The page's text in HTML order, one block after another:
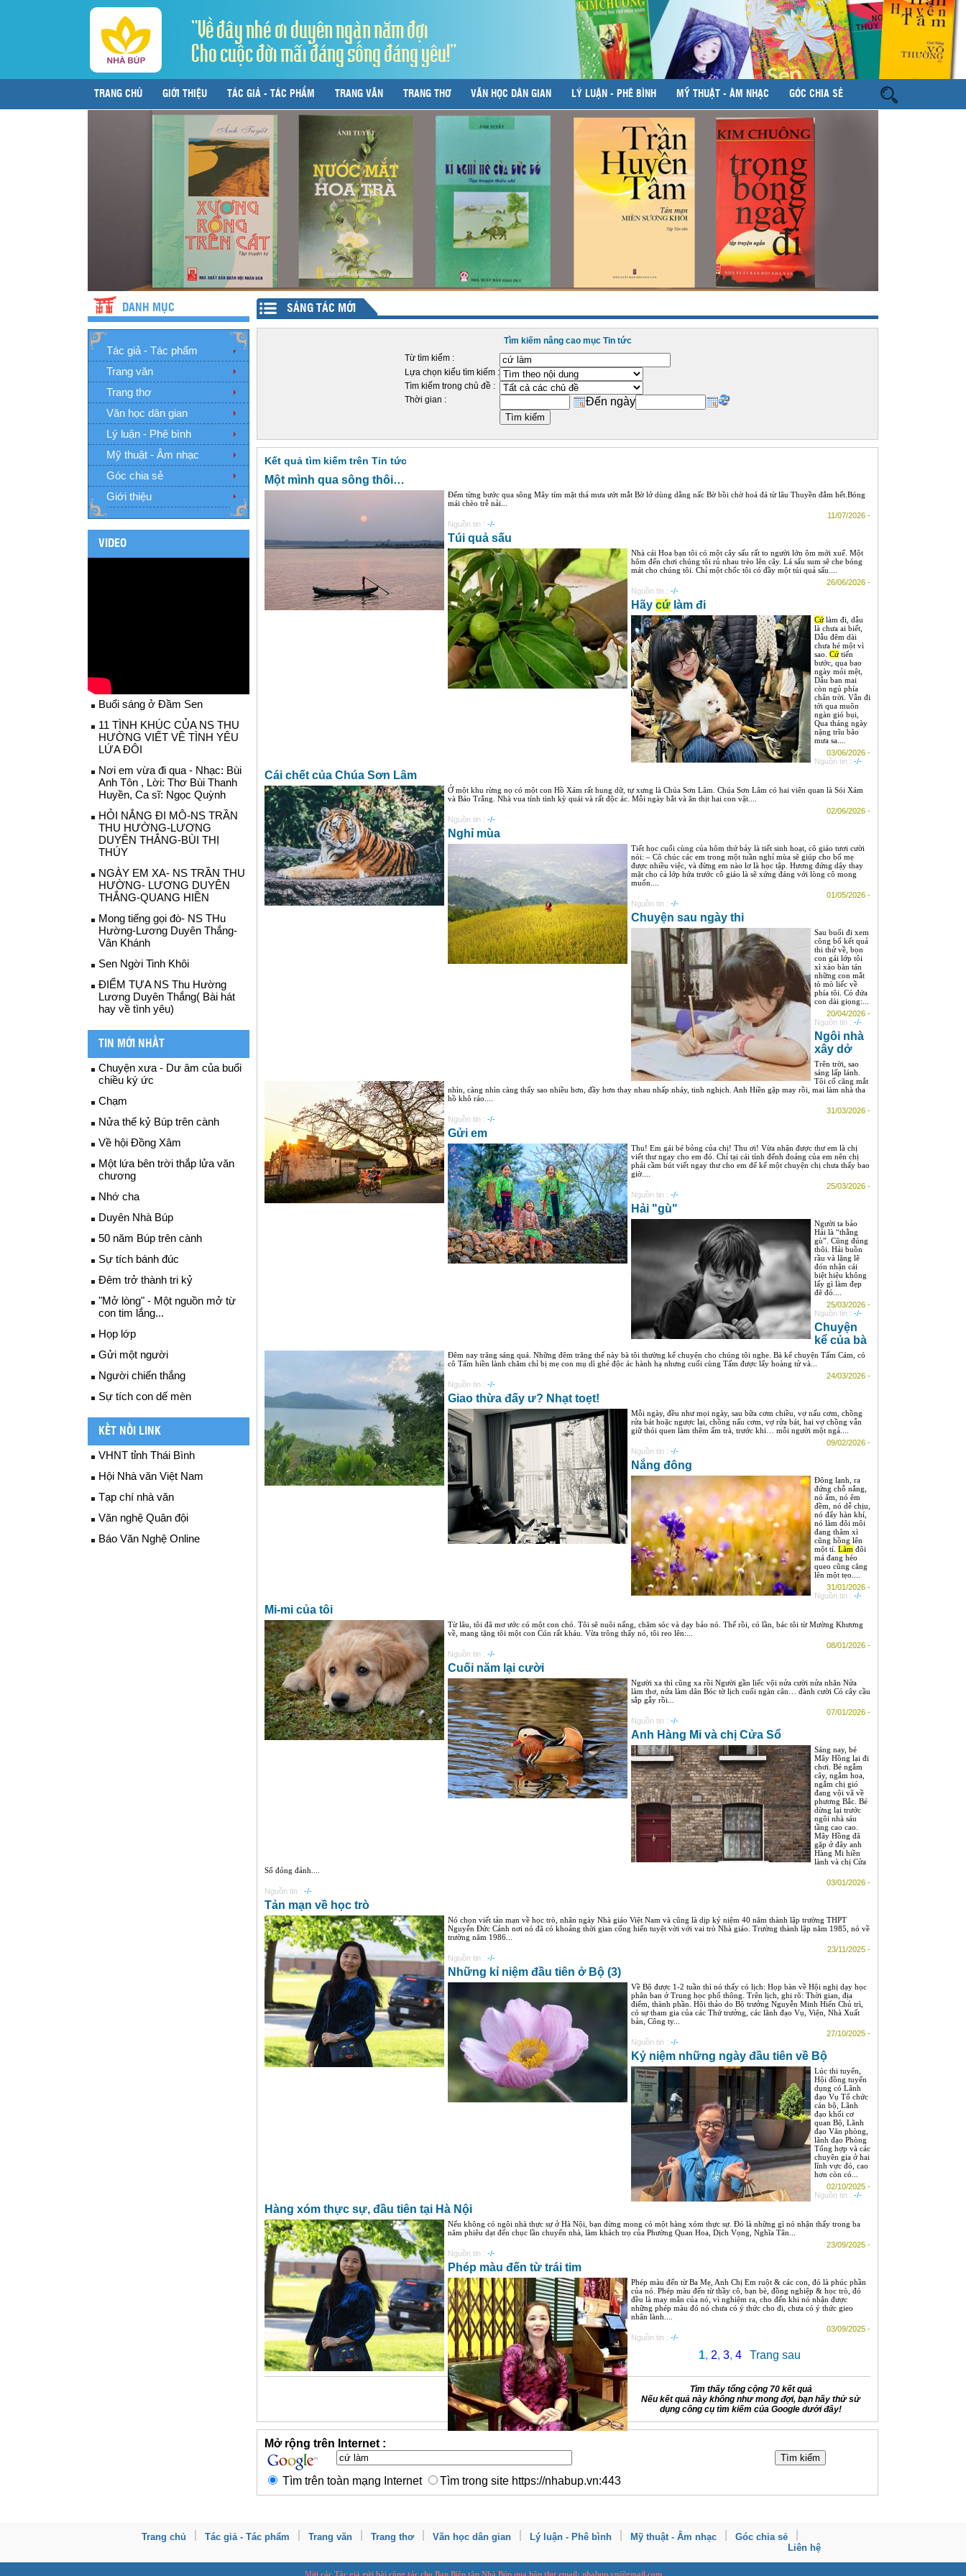
"Về đây nhé ơi duyên ngàn năm đợi
Cho cuộc đời mãi đáng sống đáng yêu!"
TRANG CHỦ GIỚI THIỆU TÁC GIẢ - TÁC PHẨM TRANG VĂN TRANG THƠ VĂN HỌC DÂN GIAN LÝ LUẬN - PHÊ BÌNH MỸ THUẬT - ÂM NHẠC GÓC CHIA SẺ
DANH MỤC
Tác giả - Tác phẩm
Trang văn
Trang thơ
Văn học dân gian
Lý luận - Phê bình
Mỹ thuật - Âm nhạc
Góc chia sẻ
Giới thiệu
VIDEO
Buổi sáng ở Đầm Sen
11 TÌNH KHÚC CỦA NS THU
HƯỜNG VIẾT VỀ TÌNH YÊU
LỨA ĐÔI
Nơi em vừa đi qua - Nhạc: Bùi
Anh Tôn , Lời: Thơ Bùi Thanh
Huyền, Ca sĩ: Ngọc Quỳnh
HỎI NẮNG ĐI MÔ-NS TRẦN
THU HƯỜNG-LƯƠNG
DUYÊN THẮNG-BÙI THỊ
THÚY
NGÀY EM XA- NS TRẦN THU
HƯỜNG- LƯƠNG DUYÊN
THẮNG-QUANG HIỀN
Mong tiếng gọi đò- NS THu
Hường-Lương Duyên Thắng-
Vân Khánh
Sen Ngời Tinh Khôi
ĐIỂM TỰA NS Thu Hường
Lương Duyên Thắng( Bài hát
hay về tình yêu)
TIN MỚI NHẤT
Chuyện xưa - Dư âm của buổi
chiều ký ức
Chạm
Nửa thế kỷ Búp trên cành
Về hội Đồng Xâm
Một lứa bên trời thắp lửa văn
chương
Nhớ cha
Duyên Nhà Búp
50 năm Búp trên cành
Sự tích bánh đúc
Đêm trở thành tri kỷ
"Mở lòng" - Một nguồn mở từ
con tim lắng...
Họp lớp
Gửi một người
Người chiến thắng
Sự tích con dế mèn
KẾT NỐI LINK
VHNT tỉnh Thái Bình
Hội Nhà văn Việt Nam
Tạp chí nhà văn
Văn nghệ Quân đội
Báo Văn Nghệ Online
SÁNG TÁC MỚI
Tìm kiếm nâng cao mục Tin tức
Từ tìm kiếm :
Lựa chọn kiểu tìm kiếm :
Tìm kiếm trong chủ đề :
Thời gian :
Đến ngày
Kết quả tìm kiếm trên Tin tức
Một mình qua sông thôi…
Đếm từng bước qua sông Mây tím mặt thả mưa ướt mắt Bờ lở dùng dằng nấc Bờ bồi chờ hoá đá từ lâu Thuyền đắm hết.Bóng
mái chèo trễ nải...
11/07/2026 -
Nguồn tin : -/-
Túi quả sấu
Nhà cái Hoa bạn tôi có một cây sấu rất to người lớn ôm mới xuể. Một
hôm đến chơi chúng tôi rủ nhau trèo lên cây. Lá sấu sum sê che bóng
mát cho chúng tôi. Chỉ một chốc tôi có đầy một túi quả sấu....
26/06/2026 -
Nguồn tin : -/-
Hãy cứ làm đi
Cứlàm đi, dẫu
là chưa ai biết,
Dẫu đêm dài
chưa hé một vì
sao. Cứtiến
bước, qua bao
ngày mỏi mệt,
Dẫu ban mai
còn ngủ phía
chân trời. Vẫn đi
tới qua muôn
ngàn gió bụi,
Qua tháng ngày
nặng trĩu bão
mưa sa....
03/06/2026 -
Nguồn tin : -/-
Cái chết của Chúa Sơn Lâm
Ở một khu rừng nọ có một con Hồ Xám rất hung dữ, tự xưng là Chúa Sơn Lâm. Chúa Sơn Lâm có hai viên quan là Sói Xám
và Báo Trắng. Nhà vua tính tình kỳ quái và rất độc ác. Mỗi ngày bắt và ăn thịt hai con vật....
02/06/2026 -
Nguồn tin : -/-
Nghỉ mùa
Tiết học cuối cùng của hôm thứ bảy là tiết sinh hoạt, cô giáo tươi cười
nói: – Cô chúc các em trong một tuần nghỉ mùa sẽ giúp cho bố mẹ
được nhiều việc, và đừng em nào lơ là học tập. Hương đứng dậy thay
mặt cho cả lớp hứa trước cô giáo là sẽ xứng đáng với lòng cô mong
muốn....
01/05/2026 -
Nguồn tin : -/-
Chuyện sau ngày thi
Sau buổi đi xem
công bố kết quả
thi thử về, bọn
con gái lớp tôi
xì xào bàn tán
những con mắt
tò mò liếc về
phía tôi. Có đứa
con dài giọng:...
20/04/2026 -
Nguồn tin : -/-
Ngôi nhà
xây dở
Trên trời, sao
sáng lấp lánh.
Tôi cố căng mắt
nhìn, càng nhìn càng thấy sao nhiều hơn, đầy hơn thay nhau nhấp nháy, tinh nghịch. Anh Hiền gặp may rồi, mai làm nhà tha
hồ khô ráo....
31/03/2026 -
Nguồn tin : -/-
Gửi em
Thu! Em gái bé bỏng của chị! Thu ơi! Vừa nhận được thư em là chị
viết thư ngay cho em đó. Chỉ tại cái tính đểnh đoảng của em nên chị
phải cầm bút viết ngay thư cho em để kể một chuyện chị chưa thấy bao
giờ....
25/03/2026 -
Nguồn tin : -/-
Hải "gù"
Người ta bảo
Hải là “thằng
gù”. Cũng đúng
thôi. Hải buồn
rầu và lặng lẽ
đón nhận cái
biệt hiệu không
lấy gì làm đẹp
đẽ đó....
25/03/2026 -
Nguồn tin : -/-
Chuyện
kể của bà
Đêm nay trăng sáng quá. Những đêm trăng thế này bà tôi thường kể chuyện cho chúng tôi nghe. Bà kể chuyện Tấm Cám, có
cô Tấm hiền lành chăm chỉ bị mẹ con mụ dì ghẻ độc ác hành hạ nhưng cuối cùng Tấm được lấy hoàng tử và...
24/03/2026 -
Nguồn tin : -/-
Giao thừa đấy ư? Nhạt toẹt!
Mỗi ngày, đều như mọi ngày, sau bữa cơm chiều, vợ nấu cơm, chồng
rửa bát hoặc ngược lại, chồng nấu cơm, vợ rửa bát, hai vợ chồng vẫn
giữ thói quen làm thêm ấm trà, trước khi… mỗi người một ngả....
09/02/2026 -
Nguồn tin : -/-
Nắng đông
Đông lạnh, ra
đứng chỗ nắng,
nó ấm, nó êm
đềm, nó dễ chịu,
nó đẩy hàn khí,
nó làm đôi môi
đang thâm xì
cũng hồng lên
một tí. Làm đôi
má đang héo
queo cũng căng
lên một tẹo....
31/01/2026 -
Nguồn tin : -/-
Mi-mi của tôi
Từ lâu, tôi đã mơ ước có một con chó. Tôi sẽ nuôi nấng, chăm sóc và dạy bảo nó. Thế rồi, có lần, bác tôi từ Mường Khương
về, mang tặng tôi một con Cún rất kháu. Vừa trông thấy nó, tôi reo lên:...
08/01/2026 -
Nguồn tin : -/-
Cuối năm lại cười
Người xa thì cũng xa rồi Người gần liếc vội nửa cười nửa nhăn Nửa
làm thơ, nửa làm dân Bóc tờ lịch cuối ngàn cân… đành cười Có cây cầu
sắp gẫy rồi...
07/01/2026 -
Nguồn tin : -/-
Anh Hàng Mi và chị Cửa Sổ
Sáng nay, bé
Mây Hồng lại đi
chơi. Bé ngắm
cây, ngắm hoa,
ngắm chị gió
đang vội vã về
phương Bắc. Bé
dừng lại trước
ngôi nhà sáu
tầng cao cao.
Mây Hồng đã
gặp ở đây anh
Hàng Mi hiền
lành và chị Cửa
Sổ đỏng đảnh....
03/01/2026 -
Nguồn tin : -/-
Tản mạn về học trò
​Nó chọn viết tản mạn về học trò, nhân ngày Nhà giáo Việt Nam và cũng là dịp kỷ niệm 40 năm thành lập trường THPT
Nguyễn Đức Cảnh nơi nó đã có khoảng thời gian cống hiến tuyệt vời với vai trò Nhà giáo. Trường thành lập năm 1985, nó về
trường năm 1986...
23/11/2025 -
Nguồn tin : -/-
Những kỉ niệm đầu tiên ở Bộ (3)
Về Bộ được 1-2 tuần thì nó thấy có lịch: Họp bàn về Hội nghị dạy học
phân ban ở Trung học phổ thông. Trên lịch, ghi rõ: Thời gian, địa
điểm, thành phần. Hội thảo do Bộ trưởng Nguyễn Minh Hiển Chủ trì,
có sự tham gia của các Thứ trưởng, các lãnh đạo Vụ, Viện, Nhà Xuất
bản, Công ty...
27/10/2025 -
Nguồn tin : -/-
Kỷ niệm những ngày đầu tiên về Bộ
Lúc thi tuyển,
Hội đồng tuyển
dụng có Lãnh
đạo Vụ Tổ chức
cán bộ, Lãnh
đạo khối cơ
quan Bộ, Lãnh
đạo Văn phòng,
lãnh đạo Phòng
Tổng hợp và các
chuyên gia ở hai
lĩnh vực đó, cao
hơn còn có...
02/10/2025 -
Nguồn tin : -/-
Hàng xóm thực sự, đầu tiên tại Hà Nội
Nếu không có ngôi nhà thực sự ở Hà Nội, bạn đừng mong có một hàng xóm thực sự. Đó là những gì nó nhận thấy trong ba
năm phiêu dạt đến chục lần chuyển nhà, làm khách trọ của Phường Quan Hoa, Dịch Vọng, Nghĩa Tân...
23/09/2025 -
Nguồn tin : -/-
Phép màu đến từ trái tim
​Phép màu đến từ Ba Mẹ, Anh Chị Em ruột & các con, đó là phúc phần
của nó. Phép màu đến từ thầy cô, bạn bè, đồng nghiệp & học trò, đó
đều là may mắn của nó, vì nghiệm ra, cho đến khi nó nhận được
những phép màu đó nó chưa có ý thức cho đi, chưa có ý thức gieo
nhân lành....
03/09/2025 -
Nguồn tin : -/-
1, 2, 3, 4 Trang sau
Tìm thấy tổng cộng 70 kết quả
Nếu kết quả này không như mong đợi, bạn hãy thử sử
dụng công cụ tìm kiếm của Google dưới đây!
Mở rộng trên Internet :
Tìm trên toàn mạng Internet Tìm trong site https://nhabup.vn:443
Trang chủ Tác giả - Tác phẩm Trang văn Trang thơ Văn học dân gian Lý luận - Phê bình Mỹ thuật - Âm nhạc
Góc chia sẻ
Liên hệ
Mời các Tác giả gửi bài cộng táccho Ban Biên tập Nhà Búp qua hộp thư email: nhabup.vn@gmail.com